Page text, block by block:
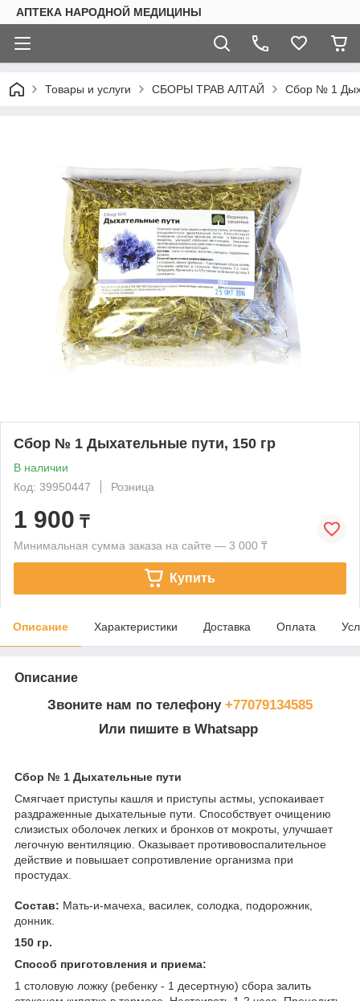
АПТЕКА НАРОДНОЙ МЕДИЦИНЫ
Товары и услуги СБОРЫ ТРАВ АЛТАЙ Сбор № 1
Сбор № 1 Дыхательные пути, 150 гр
В наличии
Код: 39950447
Розница
1 900 ₸
Минимальная сумма заказа на сайте — 3 000 ₸
Купить
Описание Характеристики Доставка Оплата
Описание
Звоните нам по телефону +77079134585
Или пишите в Whatsapp
Сбор № 1 Дыхательные пути
Смягчает приступы кашля и приступы астмы, успокаивает
раздраженные дыхательные пути. Способствует очищению
слизистых оболочек легких и бронхов от мокроты, улучшает
легочную вентиляцию. Оказывает противовоспалительное
действие и повышает сопротивление организма при
простудах.
Состав: Мать-и-мачеха, василек, солодка, подорожник,
донник.
150 гр.
Способ приготовления и приема:
1 столовую ложку (ребенку - 1 десертную) сбора залить